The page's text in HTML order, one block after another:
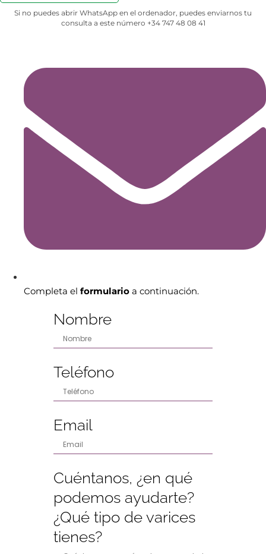
Si no puedes abrir WhatsApp en el ordenador, puedes enviarnos tu
consulta a este número +34 747 48 08 41
Completa el formulario a continuación.
Nombre
Teléfono
Email
Cuéntanos, ¿en qué
podemos ayudarte?
¿Qué tipo de varices
tienes?